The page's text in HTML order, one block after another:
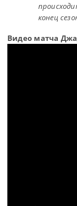
конец
Видео матча